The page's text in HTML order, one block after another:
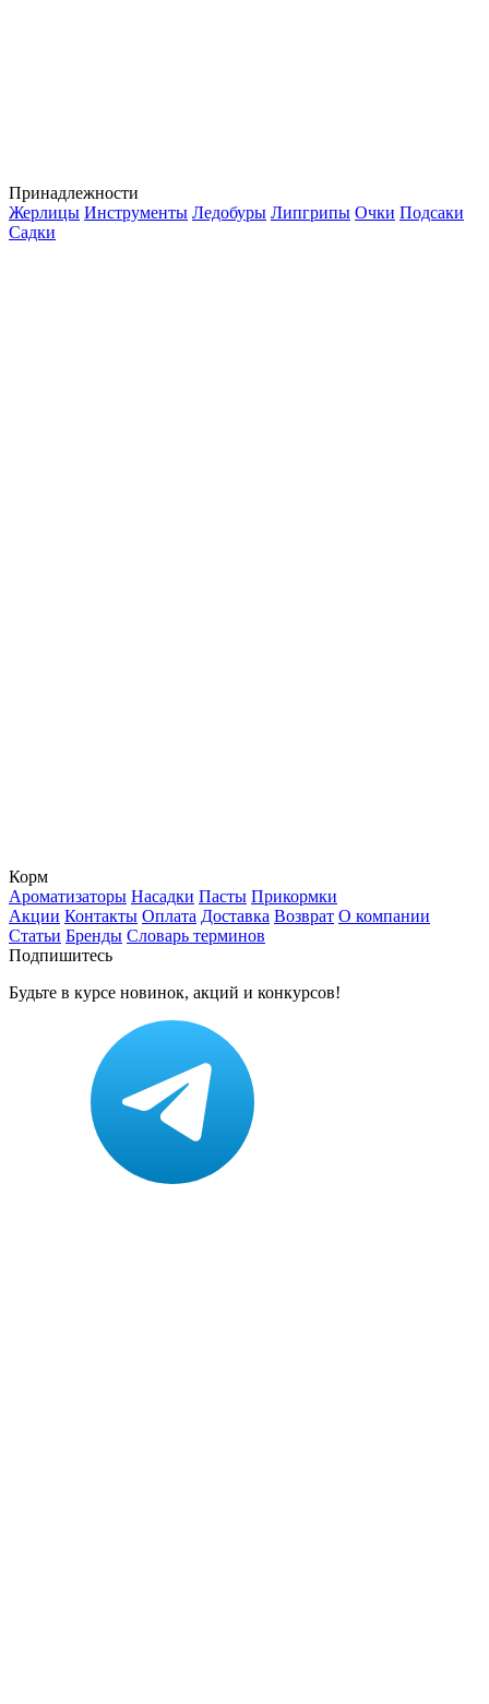
Принадлежности
Жерлицы Инструменты Ледобуры Липгрипы Очки Подсаки
Садки
Корм
Ароматизаторы Насадки Пасты Прикормки
Акции Контакты Оплата Доставка Возврат О компании
Статьи Бренды Словарь терминов
Подпишитесь
Будьте в курсе новинок, акций и конкурсов!